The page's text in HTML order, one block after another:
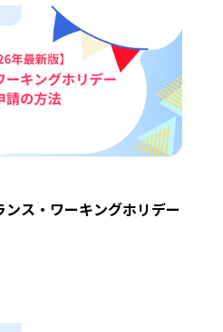
ンス・ワーキングホリデー